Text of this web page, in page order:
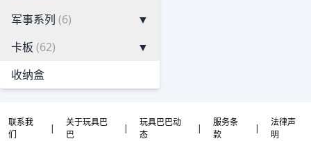
军事系列 (6)
▼
卡板 (62)
▼
收纳盒
联系我
们
|
关于玩具巴
巴
|
玩具巴巴动
态
|
服务条
款
|
法律声
明